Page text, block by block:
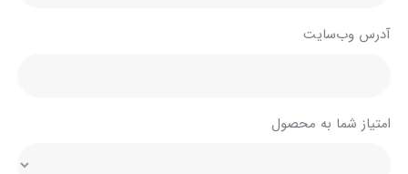
آدرس وب‌سایت
امتیاز شما به محصول